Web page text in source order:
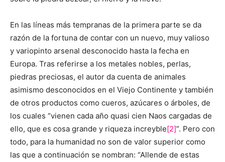
En las líneas más tempranas de la primera parte se da
razón de la fortuna de contar con un nuevo, muy valioso
y variopinto arsenal desconocido hasta la fecha en
Europa. Tras referirse a los metales nobles, perlas,
piedras preciosas, el autor da cuenta de animales
asimismo desconocidos en el Viejo Continente y también
de otros productos como cueros, azúcares o árboles, de
los cuales “vienen cada año quasi cien Naos cargadas de
ello, que es cosa grande y riqueza increyble[2]”. Pero con
todo, para la humanidad no son de valor superior como
las que a continuación se nombran: “Allende de estas